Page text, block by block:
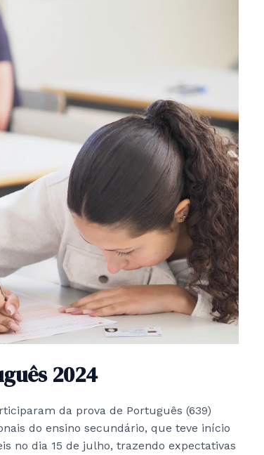
2024
da prova de Português (639)
do ensino secundário, que teve início
no dia 15 de julho, trazendo expectativas